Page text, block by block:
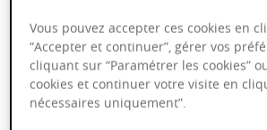
Bourgogne 75cl
Vous pouvez accepter ces cookies en
“Accepter et continuer”, gérer vos
cliquant sur “Paramétrer les cookies”
cookies et continuer votre visite en
nécessaires uniquement”.